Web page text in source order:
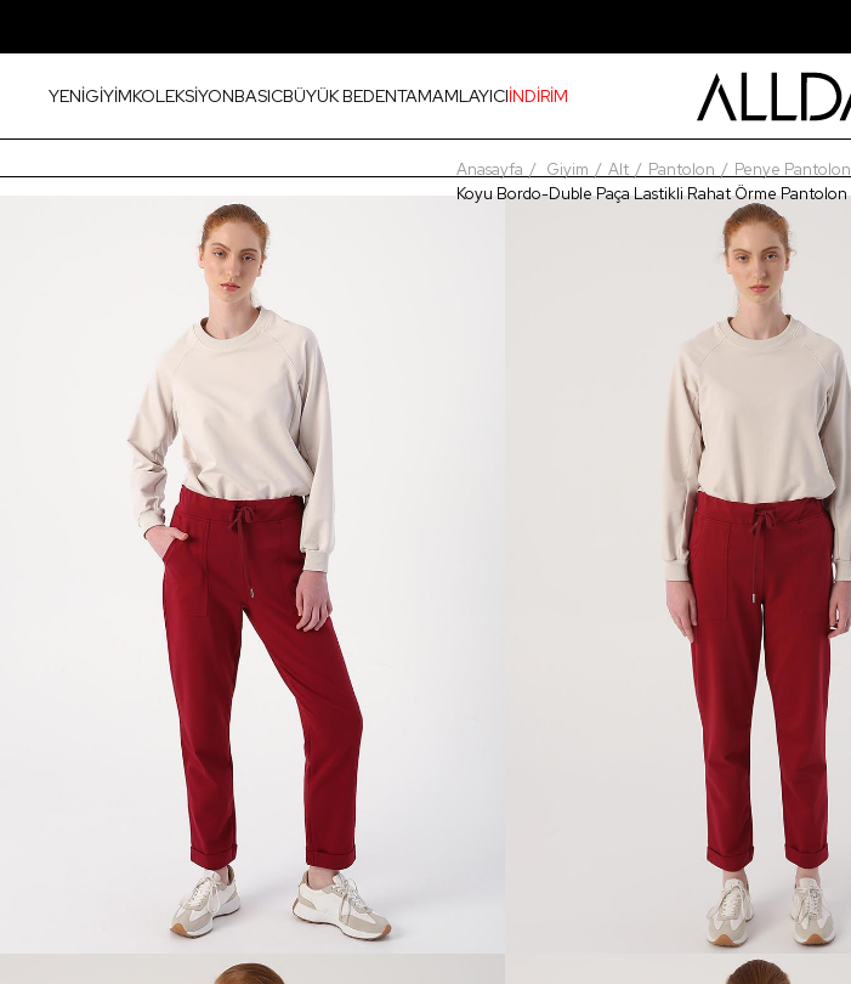
YENİGİYİMKOLEKSİYONBASICBÜYÜK BEDENTAMAMLAYICIİNDİRİM
Anasayfa Giyim Alt Pantolon
Penye Pantolon
Koyu Bordo-Duble Paça Lastikli Rahat Örme Pantolon